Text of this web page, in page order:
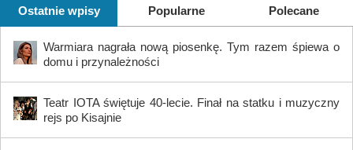
Ostatnie wpisy Popularne Polecane
Warmiara nagrała nową piosenkę. Tym razem śpiewa o
domu i przynależności
Teatr IOTA świętuje 40-lecie. Finał na statku i muzyczny
rejs po Kisajnie